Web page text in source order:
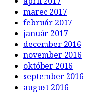
marec 2017
február 2017
január 2017
december 2016
november 2016
október 2016
september 2016
august 2016